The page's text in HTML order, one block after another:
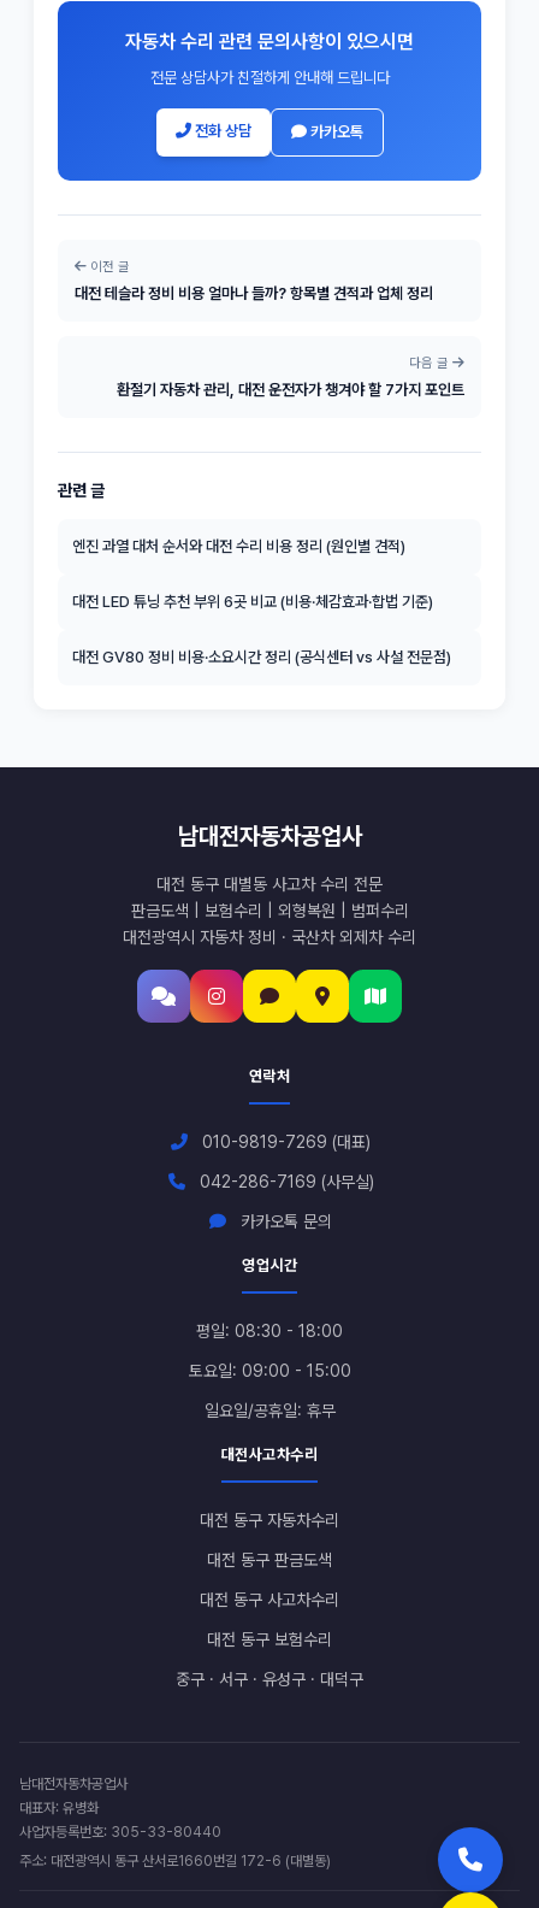
자동차 수리 관련 문의사항이 있으시면
전문 상담사가 친절하게 안내해 드립니다
전화 상담 카카오톡
이전 글
대전 테슬라 정비 비용 얼마나 들까? 항목별 견적과 업체 정리
다음 글
환절기 자동차 관리, 대전 운전자가 챙겨야 할 7가지 포인트
관련 글
엔진 과열 대처 순서와 대전 수리 비용 정리 (원인별 견적)
대전 LED 튜닝 추천 부위 6곳 비교 (비용·체감효과·합법 기준)
대전 GV80 정비 비용·소요시간 정리 (공식센터 vs 사설 전문점)
남대전자동차공업사
대전 동구 대별동 사고차 수리 전문
판금도색 | 보험수리 | 외형복원 | 범퍼수리
대전광역시 자동차 정비 · 국산차 외제차 수리
연락처
010-9819-7269 (대표)
042-286-7169 (사무실)
카카오톡 문의
영업시간
평일: 08:30 - 18:00
토요일: 09:00 - 15:00
일요일/공휴일: 휴무
대전사고차수리
대전 동구 자동차수리
대전 동구 판금도색
대전 동구 사고차수리
대전 동구 보험수리
중구 · 서구 · 유성구 · 대덕구
남대전자동차공업사
대표자: 유병화
사업자등록번호: 305-33-80440
주소: 대전광역시 동구 산서로1660번길 172-6 (대별동)